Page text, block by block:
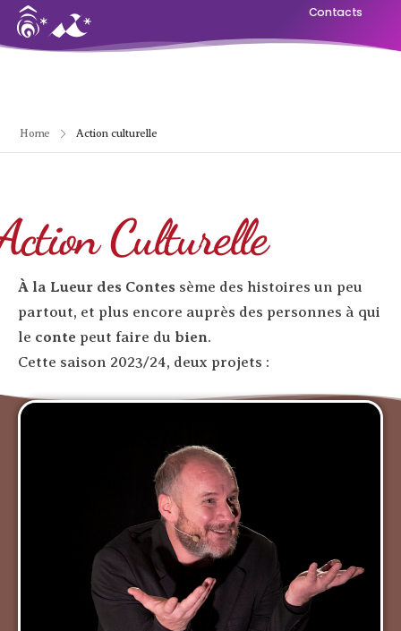
Contacts
Home Action culturelle
Culturelle
À la Lueur des Contes sème des histoires un peu
partout, et plus encore auprès des personnes à qui
le conte peut faire du bien.
Cette saison 2023/24, deux projets :